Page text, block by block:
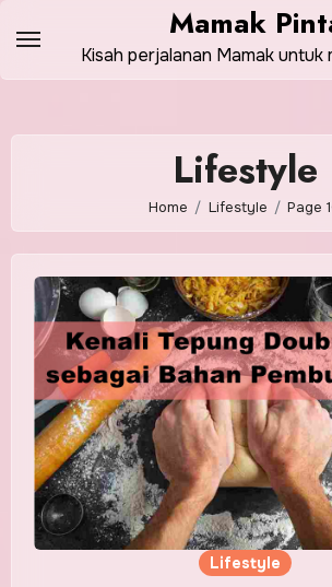
content
Mamak
Kisah perjalanan Mamak untuk
Lifestyle
Home Lifestyle Page
Lifestyle